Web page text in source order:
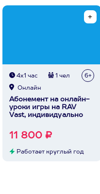
4х1 час 1 чел 6+
Онлайн
Абонемент на онлайн-
уроки игры на RAV
Vast, индивидуально
11 800 ₽
Работает круглый год